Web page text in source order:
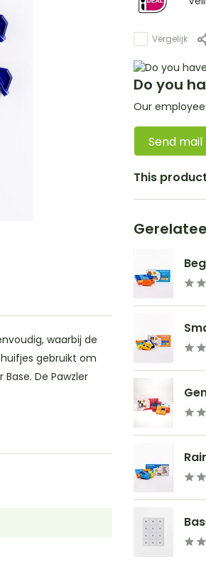
waarbij de
gebruikt om
De Pawzler
Vergelijk
Do you
Our
Send mail
This